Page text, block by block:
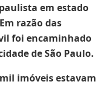
em estado
razão das
foi encaminhado
de São Paulo.
imóveis estavam